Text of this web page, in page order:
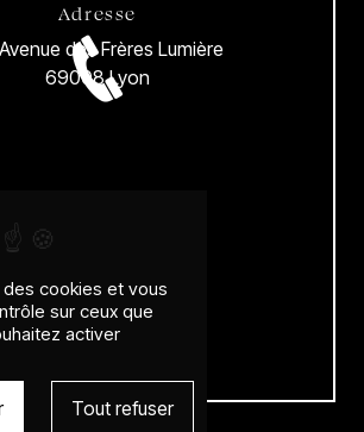
Adresse
des Frères Lumière
69008 Lyon
04 78 00 31 96
E-mail
cookies et vous
sur ceux que
activer
Tout refuser